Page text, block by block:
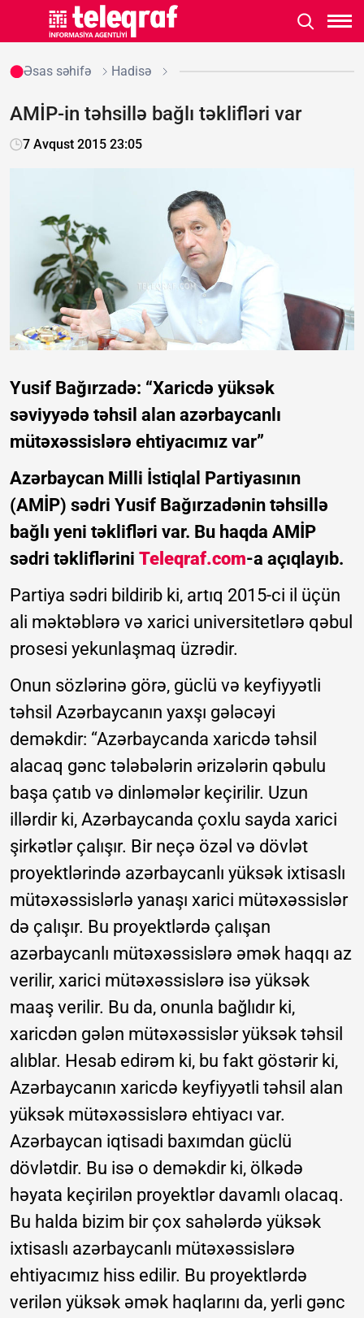
Əsas səhifə Hadisə
AMİP-in təhsillə bağlı təklifləri var
7 Avqust 2015 23:05
Yusif Bağırzadə: “Xaricdə yüksək
səviyyədə təhsil alan azərbaycanlı
mütəxəssislərə ehtiyacımız var”
Azərbaycan Milli İstiqlal Partiyasının
(AMİP) sədri Yusif Bağırzadənin təhsillə
bağlı yeni təklifləri var. Bu haqda AMİP
sədri təkliflərini Teleqraf.com-a açıqlayıb.
Partiya sədri bildirib ki, artıq 2015-ci il üçün
ali məktəblərə və xarici universitetlərə qəbul
prosesi yekunlaşmaq üzrədir.
Onun sözlərinə görə, güclü və keyfiyyətli
təhsil Azərbaycanın yaxşı gələcəyi
deməkdir: “Azərbaycanda xaricdə təhsil
alacaq gənc tələbələrin ərizələrin qəbulu
başa çatıb və dinləmələr keçirilir. Uzun
illərdir ki, Azərbaycanda çoxlu sayda xarici
şirkətlər çalışır. Bir neçə özəl və dövlət
proyektlərində azərbaycanlı yüksək ixtisaslı
mütəxəssislərlə yanaşı xarici mütəxəssislər
də çalışır. Bu proyektlərdə çalışan
azərbaycanlı mütəxəssislərə əmək haqqı az
verilir, xarici mütəxəssislərə isə yüksək
maaş verilir. Bu da, onunla bağlıdır ki,
xaricdən gələn mütəxəssislər yüksək təhsil
alıblar. Hesab edirəm ki, bu fakt göstərir ki,
Azərbaycanın xaricdə keyfiyyətli təhsil alan
yüksək mütəxəssislərə ehtiyacı var.
Azərbaycan iqtisadi baxımdan güclü
dövlətdir. Bu isə o deməkdir ki, ölkədə
həyata keçirilən proyektlər davamlı olacaq.
Bu halda bizim bir çox sahələrdə yüksək
ixtisaslı azərbaycanlı mütəxəssislərə
ehtiyacımız hiss edilir. Bu proyektlərdə
verilən yüksək əmək haqlarını da, yerli gənc